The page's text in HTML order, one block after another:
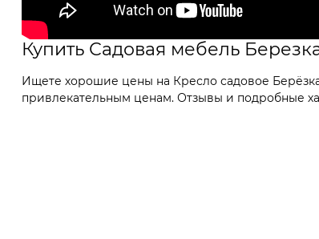
Купить Садовая мебель
Ищете хорошие цены на Кресло садовое
привлекательным ценам. Отзывы и подробные